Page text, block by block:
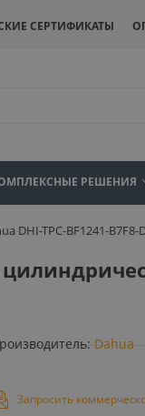
СЕРТИФИКАТЫ
РЕШЕНИЯ
DHI-TPC-BF1241-
Dahua
Запросить